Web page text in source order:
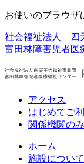
お使いのブラウザ
社会福祉法人 四
富田林障害児者医
アクセス
はじめてご
関係機関の
ホーム
施設について